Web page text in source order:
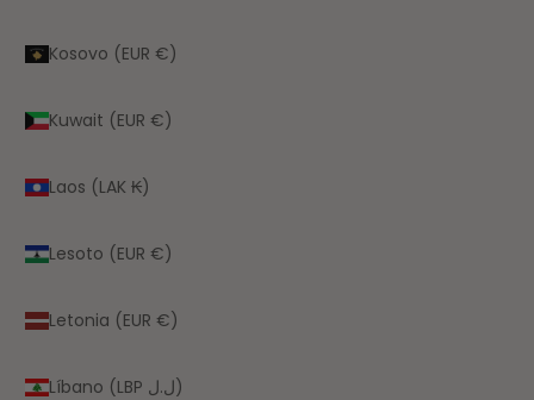
Kosovo (EUR €)
Kuwait (EUR €)
Laos (LAK ₭)
Lesoto (EUR €)
Letonia (EUR €)
Líbano (LBP ل.ل)